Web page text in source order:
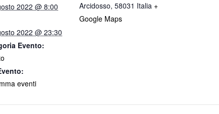
2022 @ 8:00
2022 @ 23:30
Evento:
eventi
Arcidosso, 58031 Italia +
Google Maps